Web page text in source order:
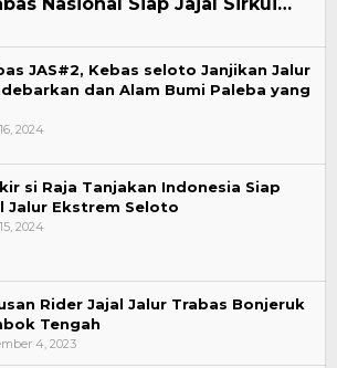
JAS#2, Kebas seloto Janjikan Jalur
dan Alam Bumi Paleba yang
2024
si Raja Tanjakan Indonesia Siap
Jalur Ekstrem Seloto
2024
Rider Jajal Jalur Trabas Bonjeruk
Tengah
4, 2023